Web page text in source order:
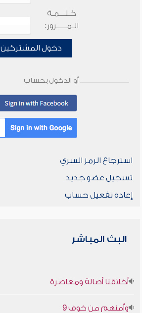
كـلـــمـة
الـمـــــرور:
دخول المشتركين
أو الدخول بحساب
استرجاع الرمز السري
تسجيل عضو جديد
إعادة تفعيل حساب
البث المباشر
أخلاقنا أصالة ومعاصرة
وأمنهم من خوف 9